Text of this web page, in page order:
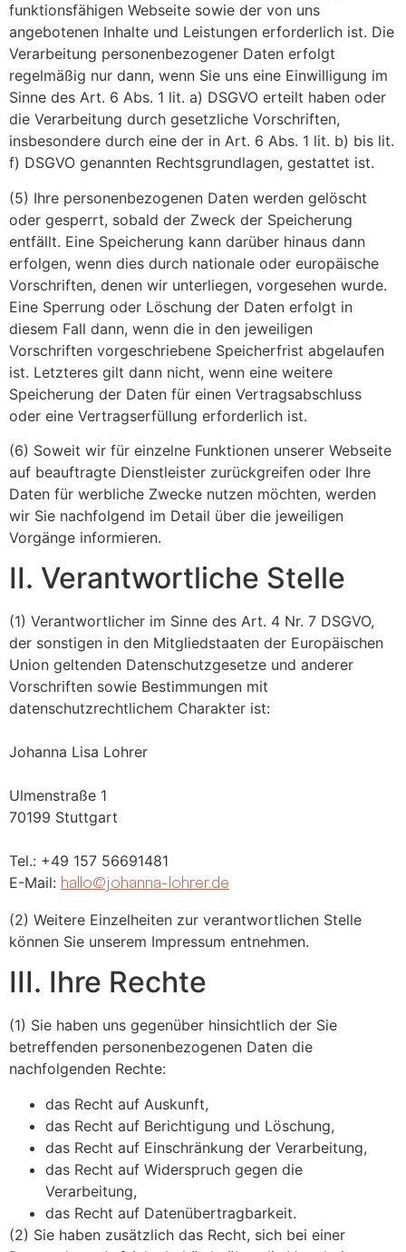
funktionsfähigen Webseite sowie der von uns
angebotenen Inhalte und Leistungen erforderlich ist. Die
Verarbeitung personenbezogener Daten erfolgt
regelmäßig nur dann, wenn Sie uns eine Einwilligung im
Sinne des Art. 6 Abs. 1 lit. a) DSGVO erteilt haben oder
die Verarbeitung durch gesetzliche Vorschriften,
insbesondere durch eine der in Art. 6 Abs. 1 lit. b) bis lit.
f) DSGVO genannten Rechtsgrundlagen, gestattet ist.
(5) Ihre personenbezogenen Daten werden gelöscht
oder gesperrt, sobald der Zweck der Speicherung
entfällt. Eine Speicherung kann darüber hinaus dann
erfolgen, wenn dies durch nationale oder europäische
Vorschriften, denen wir unterliegen, vorgesehen wurde.
Eine Sperrung oder Löschung der Daten erfolgt in
diesem Fall dann, wenn die in den jeweiligen
Vorschriften vorgeschriebene Speicherfrist abgelaufen
ist. Letzteres gilt dann nicht, wenn eine weitere
Speicherung der Daten für einen Vertragsabschluss
oder eine Vertragserfüllung erforderlich ist.
(6) Soweit wir für einzelne Funktionen unserer Webseite
auf beauftragte Dienstleister zurückgreifen oder Ihre
Daten für werbliche Zwecke nutzen möchten, werden
wir Sie nachfolgend im Detail über die jeweiligen
Vorgänge informieren.
II. Verantwortliche Stelle
(1) Verantwortlicher im Sinne des Art. 4 Nr. 7 DSGVO,
der sonstigen in den Mitgliedstaaten der Europäischen
Union geltenden Datenschutzgesetze und anderer
Vorschriften sowie Bestimmungen mit
datenschutzrechtlichem Charakter ist:
Johanna Lisa Lohrer
Ulmenstraße 1
70199 Stuttgart
Tel.: +49 157 56691481
E-Mail: hallo@johanna-lohrer.de
(2) Weitere Einzelheiten zur verantwortlichen Stelle
können Sie unserem Impressum entnehmen.
III. Ihre Rechte
(1) Sie haben uns gegenüber hinsichtlich der Sie
betreffenden personenbezogenen Daten die
nachfolgenden Rechte:
das Recht auf Auskunft,
das Recht auf Berichtigung und Löschung,
das Recht auf Einschränkung der Verarbeitung,
das Recht auf Widerspruch gegen die
Verarbeitung,
das Recht auf Datenübertragbarkeit.
(2) Sie haben zusätzlich das Recht, sich bei einer